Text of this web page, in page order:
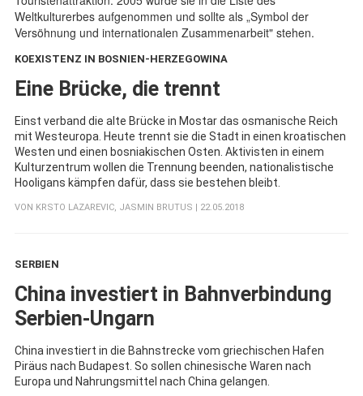
KOEXISTENZ IN BOSNIEN-HERZEGOWINA
Eine Brücke, die trennt
Einst verband die alte Brücke in Mostar das osmanische Reich
mit Westeuropa. Heute trennt sie die Stadt in einen kroatischen
Westen und einen bosniakischen Osten. Aktivisten in einem
Kulturzentrum wollen die Trennung beenden, nationalistische
Hooligans kämpfen dafür, dass sie bestehen bleibt.
VON KRSTO LAZAREVIC, JASMIN BRUTUS | 22.05.2018
SERBIEN
China investiert in Bahnverbindung
Serbien-Ungarn
China investiert in die Bahnstrecke vom griechischen Hafen
Piräus nach Budapest. So sollen chinesische Waren nach
Europa und Nahrungsmittel nach China gelangen.